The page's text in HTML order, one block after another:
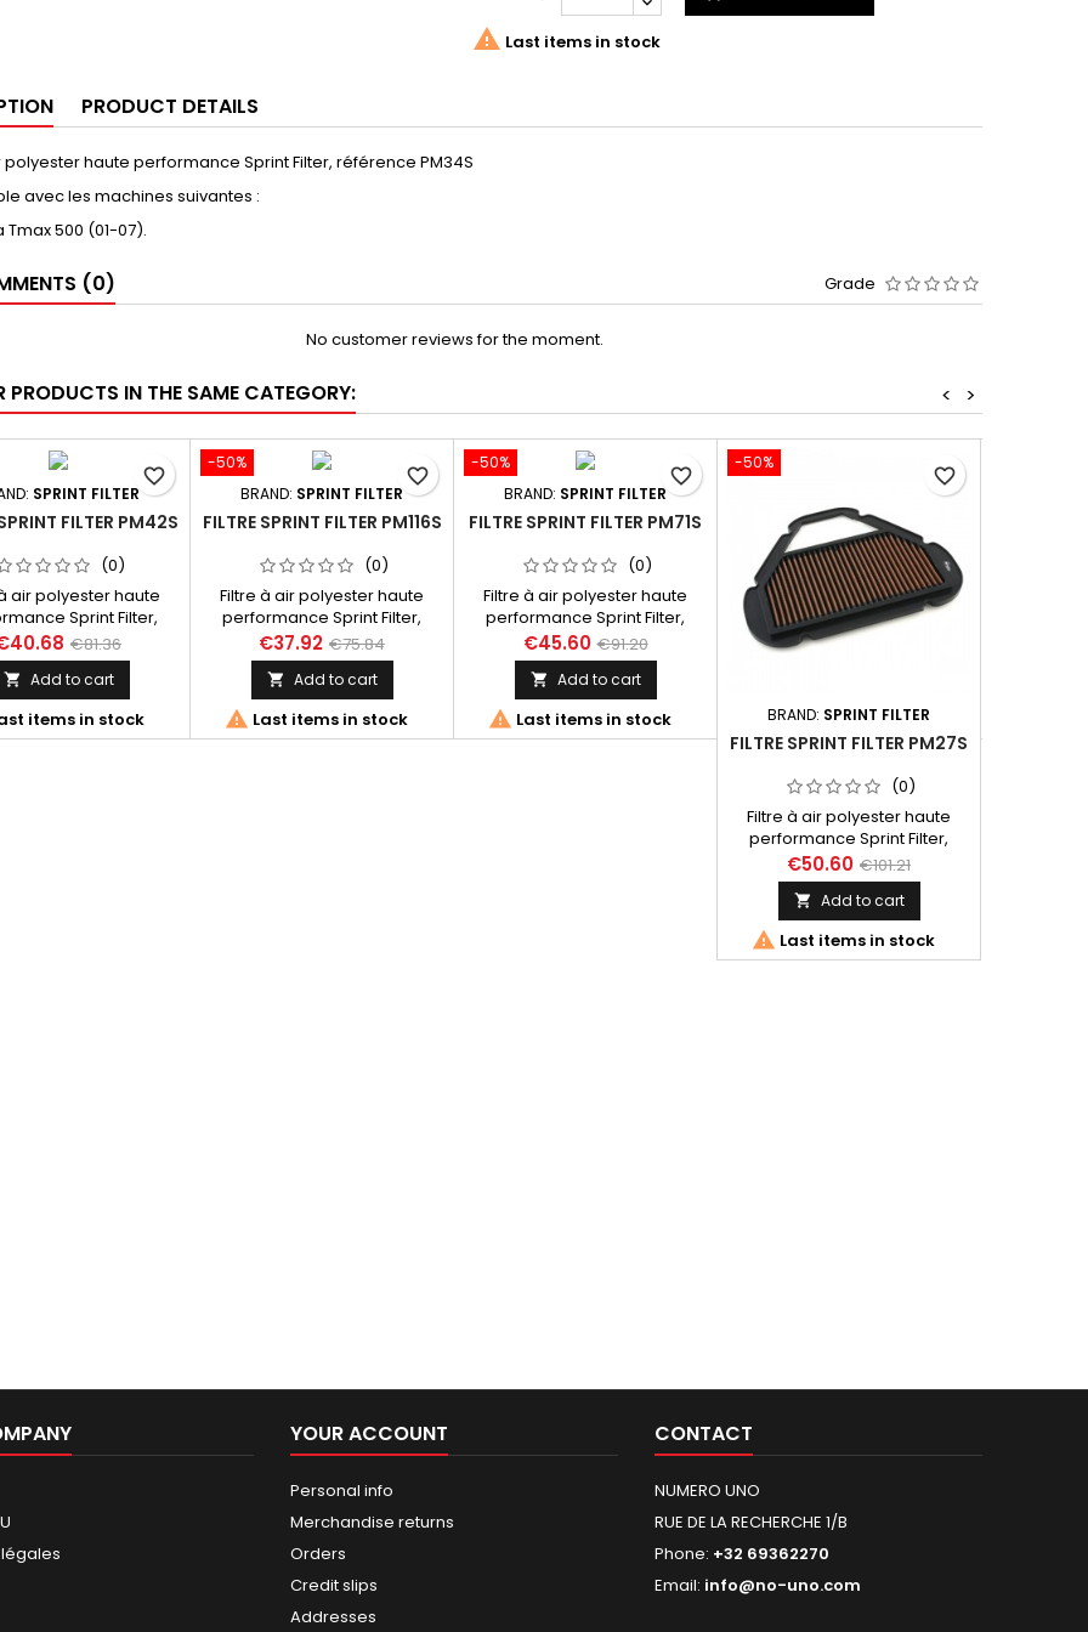
 Last items in stock
PRODUCT DETAILS
polyester haute performance Sprint Filter, référence PM34S
avec les machines suivantes :
500 (01-07).
(0) Grade
No customer reviews for the moment.
PRODUCTS IN THE SAME CATEGORY: >
<
SPRINT FILTER
FILTER PM42S
(0)
air polyester haute
Sprint Filter,
PM42S pour
MT 03 (07-11), XT 660
(04-),
€81.36
 Add to cart
items in stock
favorite_border
-50%
BRAND: SPRINT FILTER
FILTRE SPRINT FILTER PM116S
(0)
Filtre à air polyester haute
performance Sprint Filter,
référence PM116S pour
Yamaha YZF 125 R (09-11), WR
125 R (09-), FZ 150 i (08-), YZF
150 R (08-)
€37.92 €75.84
 Add to cart
 Last items in stock
favorite_border
-50%
BRAND: SPRINT FILTER
FILTRE SPRINT FILTER PM71S
(0)
Filtre à air polyester haute
performance Sprint Filter,
référence PM71S pour
Yamaha FZ6 (04-06)
€45.60 €91.20
 Add to cart
 Last items in stock
favorite_border
-50%
BRAND: SPRINT FILTER
FILTRE SPRINT FILTER PM27S
(0)
Filtre à air polyester haute
performance Sprint Filter,
référence PM27S pour
Yamaha YZF R6 (99-05)
€50.60 €101.21
 Add to cart
 Last items in stock
favorite_border
YOUR ACCOUNT
Personal info
Merchandise returns
Orders
Credit slips
Addresses
CONTACT
NUMERO UNO
RUE DE LA RECHERCHE 1/B
Phone: +32 69362270
Email: info@no-uno.com